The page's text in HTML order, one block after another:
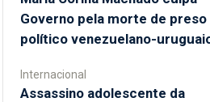
Governo pela morte de preso
político venezuelano-
Internacional
Assassino adolescente da